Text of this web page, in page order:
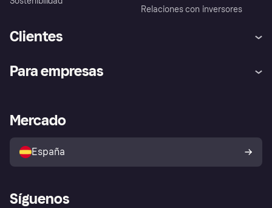
Relaciones con inversores
Clientes
Inicio de sesión
Directorio de tiendas
Política de protección al
comprador de Klarna
Reclamaciones
Para empresas
Acceso empresas
Mercado
España
Síguenos